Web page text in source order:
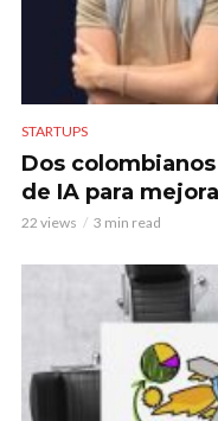
STARTUPS
Dos
de IA para
22 views 3 min read